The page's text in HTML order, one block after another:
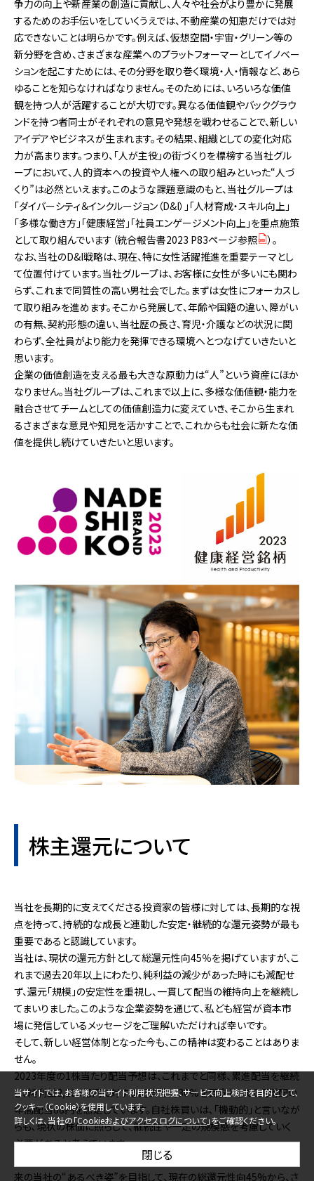
争力の向上や新産業の創造に貢献し、人々や社会がより豊かに発展
するためのお手伝いをしていくうえでは、不動産業の知恵だけでは対
応できないことは明らかです。例えば、仮想空間・宇宙・グリーン等の
新分野を含め、さまざまな産業へのプラットフォーマーとしてイノベー
ションを起こすためには、その分野を取り巻く環境・人・情報など、あら
ゆることを知らなければなりません。そのためには、いろいろな価値
観を持つ人が活躍することが大切です。異なる価値観やバックグラウ
ンドを持つ者同士がそれぞれの意見や発想を戦わせることで、新しい
アイデアやビジネスが生まれます。その結果、組織としての変化対応
力が高まります。つまり、「人が主役」の街づくりを標榜する当社グル
ープにおいて、人的資本への投資や人権への取り組みといった“人づ
くり”は必然といえます。このような課題意識のもと、当社グループは
「ダイバーシティ＆インクルージョン（D&I）」「人材育成・スキル向上」
「多様な働き方」「健康経営」「社員エンゲージメント向上」を重点施策
として取り組んでいます（統合報告書2023 P83ページ参照
）。
なお、当社のD&I戦略は、現在、特に女性活躍推進を重要テーマとし
て位置付けています。当社グループは、お客様に女性が多いにも関わ
らず、これまで同質性の高い男社会でした。まずは女性にフォーカスし
て取り組みを進めます。そこから発展して、年齢や国籍の違い、障がい
の有無、契約形態の違い、当社歴の長さ、育児・介護などの状況に関
わらず、全社員がより能力を発揮できる環境へとつなげていきたいと
思います。
企業の価値創造を支える最も大きな原動力は“人”という資産にほか
なりません。当社グループは、これまで以上に、多様な価値観・能力を
融合させてチームとしての価値創造力に変えていき、そこから生まれ
るさまざまな意見や知見を活かすことで、これからも社会に新たな価
値を提供し続けていきたいと思います。
株主還元について
当社を長期的に支えてくださる投資家の皆様に対しては、長期的な視
点を持って、持続的な成長と連動した安定・継続的な還元姿勢が最も
重要であると認識しています。
当社は、現状の還元方針として総還元性向45％を掲げていますが、こ
れまで過去20年以上にわたり、純利益の減少があった時にも減配せ
ず、還元「規模」の安定性を重視し、一貫して配当の維持向上を継続し
てまいりました。このような企業姿勢を通じて、私ども経営が資本市
場に発信しているメッセージをご理解いただければ幸いです。
そして、新しい経営体制となった今も、この精神は変わることはありま
せん。
2023年度の1株当たり配当予想は、これまでと同様、累進配当を継続
し、純利益2,100億円に対する配当性向30%を目安として6円増配の
年間配当68円を想定しています。自社株買いは､｢機動的｣と言いなが
らも､現状の株価に照らして、継続性や一定の規模感を考慮していく
必要があると考えています。
また、株主還元は、EPS成長やROE改善にも作用する要素であり、将
来の当社の“あるべき姿”を目指して、現在の総還元性向45%から、さ
当サイトでは、お客様の当サイト利用状況把握、サービス向上検討を目的として、
クッキー（Cookie）を使用しています。
詳しくは、当社の「Cookieおよびアクセスログについて」をご確認ください。
閉じる